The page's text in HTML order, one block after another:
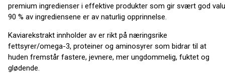
premium ingredienser i effektive produkter som gir svært god
90 % av ingrediensene er av naturlig opprinnelse.
Kaviarekstrakt innholder av er rikt på næringsrike
fettsyrer/omega-3, proteiner og aminosyrer som bidrar til at
huden fremstår fastere, jevnere, mer ungdommelig, fuktet og
glødende.